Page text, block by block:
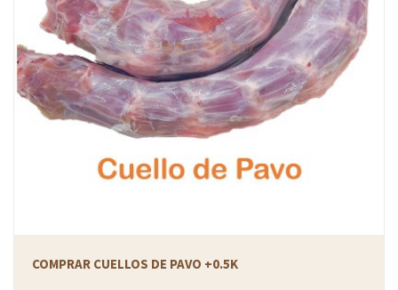
COMPRAR CUELLOS DE PAVO +0.5K